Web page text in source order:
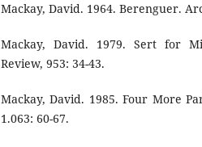
Mackay, David. 1964. Berenguer.
Mackay, David. 1979. Sert for
Review, 953: 34-43.
Mackay, David. 1985. Four More
1.063: 60-67.